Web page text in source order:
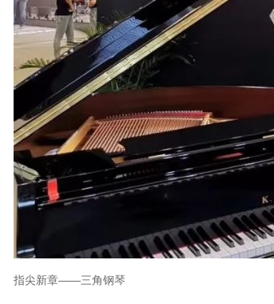
指尖新章——三角钢琴